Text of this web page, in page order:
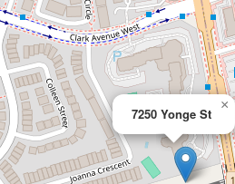
7250 Yonge St
×